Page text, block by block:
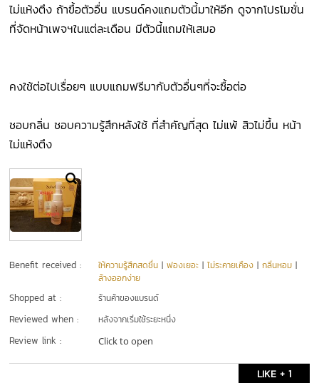
ไม่แห้งตึง ถ้าฃื้อตัวอื่น แบรนด์​คงแถมตัวนี้มาให้อีก ดูจากโปรโมชั่น​
ที่จัดหน้าเพจฯในแต่ละเดือน มีตัวนี้แถมให้เสมอ
คงใช้ต่อไปเรื่อยๆ แบบแถมฟรีมากับตัวอื่นๆที่จะซื้อต่อ
ชอบกลิ่น ชอบความรู้สึก​หลังใช้ ที่สำคัญ​ที่สุด​ ไม่แพ้ สิวไม่​ขึ้น ​หน้า
ไม่แห้งตึง
Benefit received : ให้ความรู้สึกสดชื่น |ฟองเยอะ |ไม่ระคายเคือง |กลิ่นหอม |
ล้างออกง่าย
Shopped at : ร้านค้าของแบรนด์
Reviewed when : หลังจากเริ่มใช้ระยะหนึ่ง
Review link : Click to open
LIKE + 1